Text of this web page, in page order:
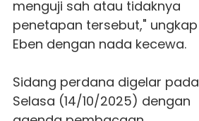
menguji sah atau tidaknya
penetapan tersebut," ungkap
Eben dengan nada kecewa.
Sidang perdana digelar pada
Selasa (14/10/2025) dengan